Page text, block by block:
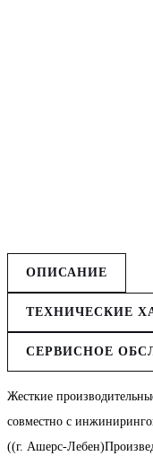
ОПИСАНИЕ
ТЕХНИЧЕСКИЕ
СЕРВИСНОЕ
Жесткие
совместно с
((г. Ашерс-